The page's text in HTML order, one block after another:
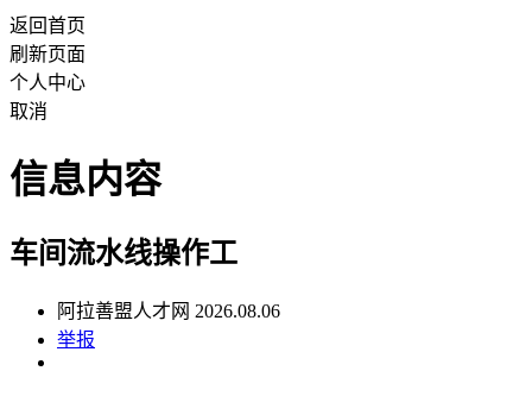
返回首页
刷新页面
个人中心
取消
信息内容
车间流水线操作工
阿拉善盟人才网 2026.08.06
举报